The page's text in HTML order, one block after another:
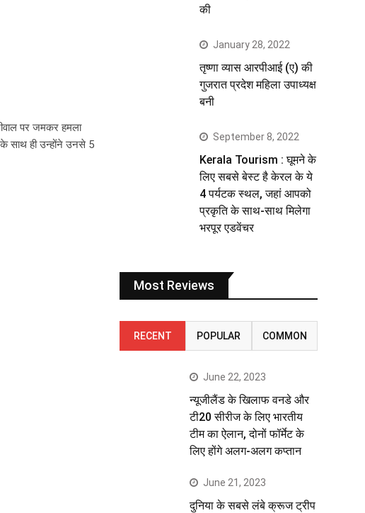
पर जमकर हमला
साथ ही उन्होंने उनसे 5
की
January 28, 2022
तृष्णा व्यास आरपीआई (ए) की
गुजरात प्रदेश महिला उपाध्यक्ष
बनी
September 8, 2022
Kerala Tourism : घूमने के
लिए सबसे बेस्ट है केरल के ये
4 पर्यटक स्थल, जहां आपको
प्रकृति के साथ-साथ मिलेगा
भरपूर एडवेंचर
Most Reviews
RECENT POPULAR COMMON
June 22, 2023
न्यूजीलैंड के खिलाफ वनडे और
टी20 सीरीज के लिए भारतीय
टीम का ऐलान, दोनों फॉर्मेट के
लिए होंगे अलग-अलग कप्तान
June 21, 2023
दुनिया के सबसे लंबे क्रूज ट्रीप